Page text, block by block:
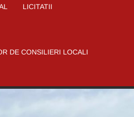
LICITATII
DE CONSILIERI LOCALI